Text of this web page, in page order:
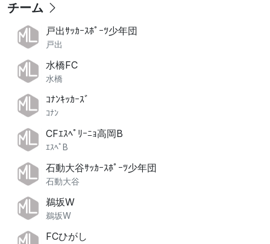
チーム
戸出ｻｯｶｰｽﾎﾟｰﾂ少年団
戸出
水橋FC
水橋
ｺﾅﾝｷｯｶｰｽﾞ
ｺﾅﾝ
CFｴｽﾍﾟﾘｰﾆｮ高岡B
ｴｽﾍﾟB
石動大谷ｻｯｶｰｽﾎﾟｰﾂ少年団
石動大谷
鵜坂W
鵜坂W
FCひがし